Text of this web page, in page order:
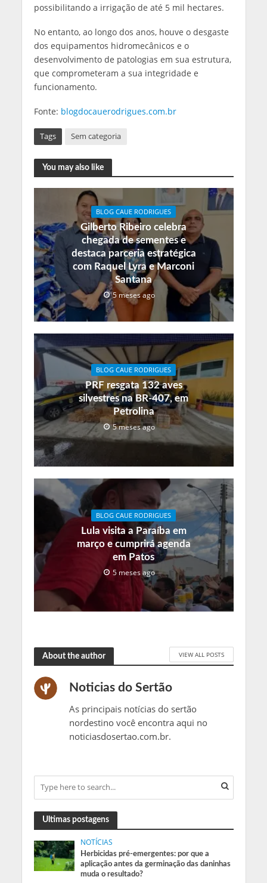
possibilitando a irrigação de até 5 mil hectares.
No entanto, ao longo dos anos, houve o desgaste
dos equipamentos hidromecânicos e o
desenvolvimento de patologias em sua estrutura,
que comprometeram a sua integridade e
funcionamento.
Fonte: blogdocauerodrigues.com.br
Tags Sem categoria
You may also like
BLOG CAUE RODRIGUES
Gilberto Ribeiro celebra
chegada de sementes e
destaca parceria estratégica
com Raquel Lyra e Marconi
Santana
5 meses ago
BLOG CAUE RODRIGUES
PRF resgata 132 aves
silvestres na BR-407, em
Petrolina
5 meses ago
BLOG CAUE RODRIGUES
Lula visita a Paraíba em
março e cumprirá agenda
em Patos
5 meses ago
About the author VIEW ALL POSTS
Noticias do Sertão
As principais notícias do sertão
nordestino você encontra aqui no
noticiasdosertao.com.br.
Ultimas postagens
NOTÍCIAS
Herbicidas pré-emergentes: por que a
aplicação antes da germinação das daninhas
muda o resultado?